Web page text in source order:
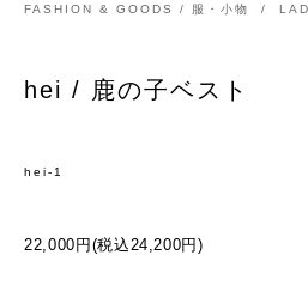
FASHION & GOODS / 服・小物 /
hei / 鹿の子ベスト
hei-1
22,000円(税込24,200円)